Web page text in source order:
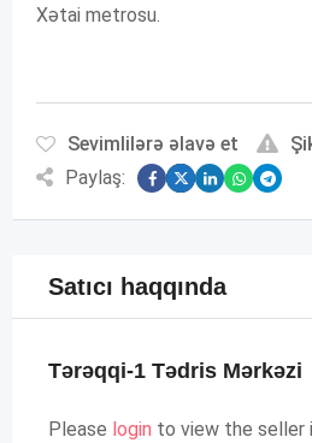
Xətai metrosu.
Sevimlilərə əlavə et
Paylaş:
Satıcı haqqında
Tərəqqi-1 Tədris Mərkəzi
Please login to view the seller